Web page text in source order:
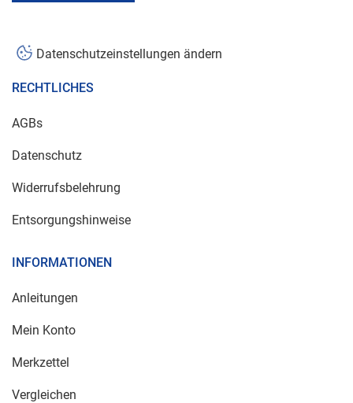
Datenschutzeinstellungen ändern
RECHTLICHES
AGBs
Datenschutz
Widerrufsbelehrung
Entsorgungshinweise
INFORMATIONEN
Anleitungen
Mein Konto
Merkzettel
Vergleichen